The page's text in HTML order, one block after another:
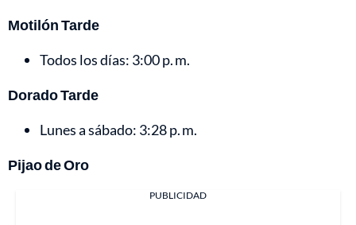
Motilón Tarde
Todos los días: 3:00 p. m.
Dorado Tarde
Lunes a sábado: 3:28 p. m.
Pijao de Oro
PUBLICIDAD